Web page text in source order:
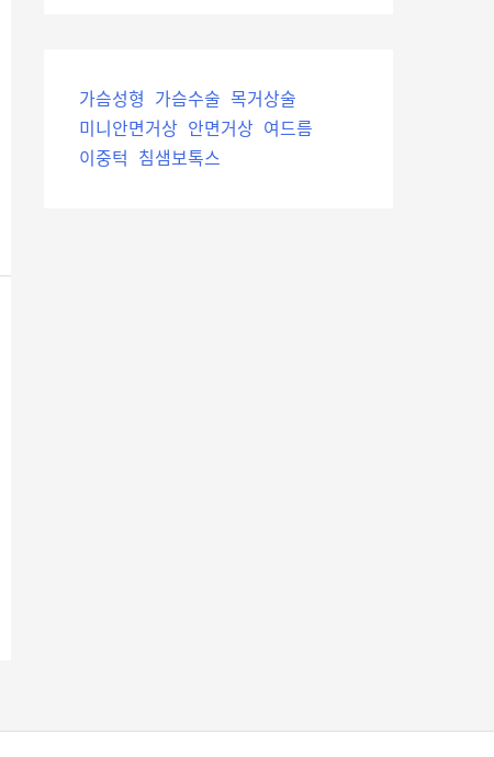
가슴성형 가슴수술 목거상술
미니안면거상 안면거상 여드름
이중턱 침샘보톡스